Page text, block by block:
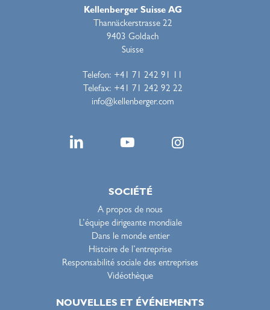
Kellenberger Suisse AG
Thannäckerstrasse 22
9403 Goldach
Suisse
Telefon: +41 71 242 91 11
Telefax: +41 71 242 92 22
info@kellenberger.com
SOCIÉTÉ
A propos de nous
L’équipe dirigeante mondiale
Dans le monde entier
Histoire de l’entreprise
Responsabilité sociale des entreprises
Vidéothèque
NOUVELLES ET ÉVÉNEMENTS